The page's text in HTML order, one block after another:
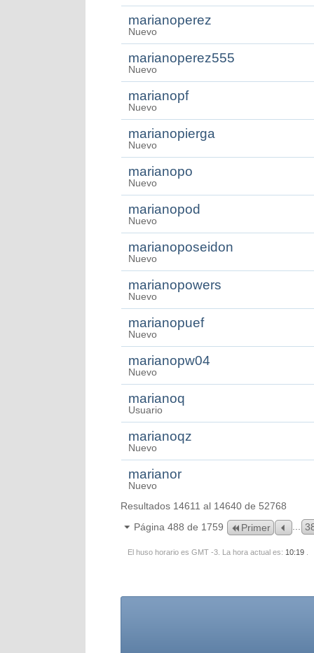
marianoperez
Nuevo
marianoperez555
Nuevo
marianopf
Nuevo
marianopierga
Nuevo
marianopo
Nuevo
marianopod
Nuevo
marianoposeidon
Nuevo
marianopowers
Nuevo
marianopuef
Nuevo
marianopw04
Nuevo
marianoq
Usuario
marianoqz
Nuevo
marianor
Nuevo
Resultados 14611 al 14640 de 52768
Página 488 de 1759
Primer
El huso horario es GMT -3. La hora actual es: 10:19